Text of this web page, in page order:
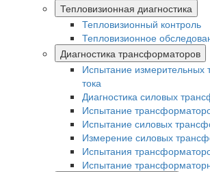
Тепловизионная диагностика
Тепловизионный контроль
Тепловизионное
Диагностика трансформаторов
Испытание измерительных
тока
Диагностика силовых
Испытание
Испытание силовых
Измерение силовых
Испытания
Испытание